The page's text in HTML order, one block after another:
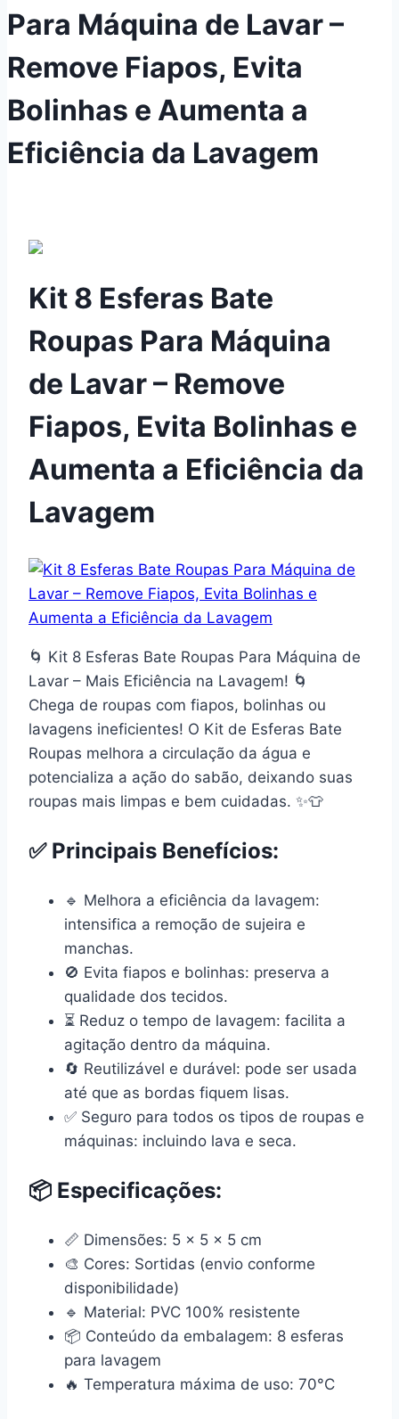
Para Máquina de Lavar –
Remove Fiapos, Evita
Bolinhas e Aumenta a
Eficiência da Lavagem
Kit 8 Esferas Bate
Roupas Para Máquina
de Lavar – Remove
Fiapos, Evita Bolinhas e
Aumenta a Eficiência da
Lavagem
🌀 Kit 8 Esferas Bate Roupas Para Máquina de
Lavar – Mais Eficiência na Lavagem! 🌀
Chega de roupas com fiapos, bolinhas ou
lavagens ineficientes! O Kit de Esferas Bate
Roupas melhora a circulação da água e
potencializa a ação do sabão, deixando suas
roupas mais limpas e bem cuidadas. ✨👕
✅ Principais Benefícios:
🔹 Melhora a eficiência da lavagem:
intensifica a remoção de sujeira e
manchas.
🚫 Evita fiapos e bolinhas: preserva a
qualidade dos tecidos.
⏳ Reduz o tempo de lavagem: facilita a
agitação dentro da máquina.
🔄 Reutilizável e durável: pode ser usada
até que as bordas fiquem lisas.
✅ Seguro para todos os tipos de roupas e
máquinas: incluindo lava e seca.
📦 Especificações:
📏 Dimensões: 5 x 5 x 5 cm
🎨 Cores: Sortidas (envio conforme
disponibilidade)
🔹 Material: PVC 100% resistente
📦 Conteúdo da embalagem: 8 esferas
para lavagem
🔥 Temperatura máxima de uso: 70°C